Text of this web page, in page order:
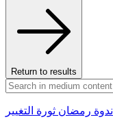
Return to results
ندوة رمضان ثورة التغيير